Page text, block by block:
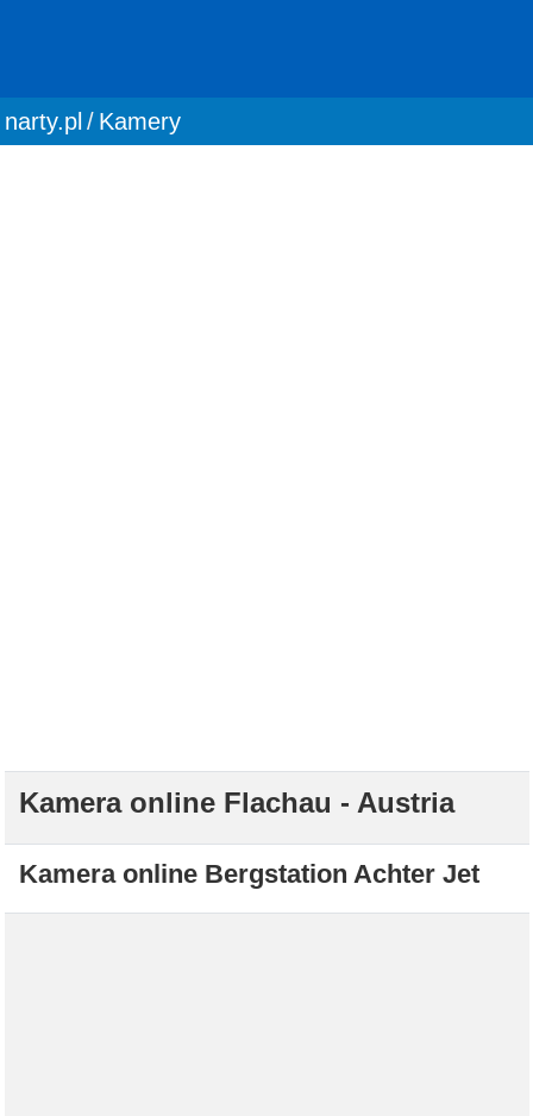
You are here:
narty.pl Kamery
Kamera online Flachau - Austria
Kamera online Bergstation Achter Jet